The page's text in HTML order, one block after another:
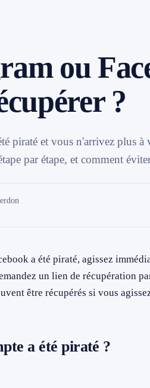
ou
?
piraté et vous n'arrivez plus à
par étape, et comment
a été piraté, agissez
un lien de récupération
être récupérés si vous
a été piraté ?